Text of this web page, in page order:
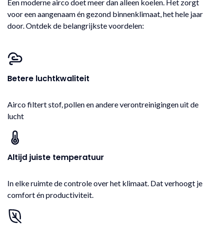
Een moderne airco doet meer dan alleen koelen. Het zorgt
voor een aangenaam én gezond binnenklimaat, het hele jaar
door. Ontdek de belangrijkste voordelen:
Betere luchtkwaliteit
Airco filtert stof, pollen en andere verontreinigingen uit de
lucht
Altijd juiste temperatuur
In elke ruimte de controle over het klimaat. Dat verhoogt je
comfort én productiviteit.